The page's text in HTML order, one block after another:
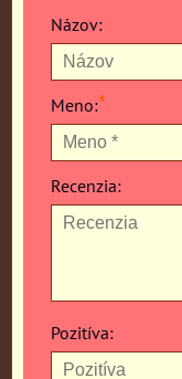
Názov:
Meno:*
Recenzia:
Pozitíva: